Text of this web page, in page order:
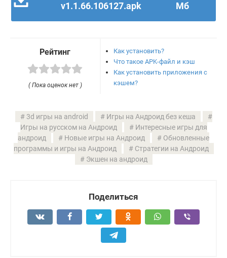
v1.1.66.106127.apk
Мб
Рейтинг
( Пока оценок нет )
Как установить?
Что такое APK-файл и кэш
Как установить приложения с
кэшем?
3d игры на android
Игры на Андроид без кеша
Игры на русском на Андроид
Интересные игры для
андроид
Новые игры на Андроид
Обновленные
программы и игры на Андроид
Стратегии на Андроид
Экшен на андроид
Поделиться